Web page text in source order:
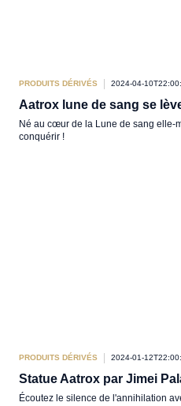
PRODUITS DÉRIVÉS 2024-04-
Aatrox lune de sang se
Né au cœur de la Lune de sang elle-
conquérir !
PRODUITS DÉRIVÉS 2024-01-
Statue Aatrox par Jimei
Écoutez le silence de l'annihilation